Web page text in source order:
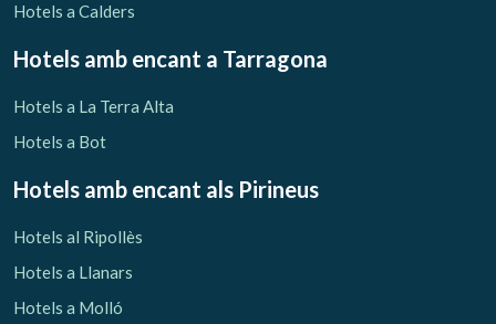
Hotels a Calders
Hotels amb encant a Tarragona
Hotels a La Terra Alta
Hotels a Bot
Hotels amb encant als Pirineus
Hotels al Ripollès
Hotels a Llanars
Hotels a Molló